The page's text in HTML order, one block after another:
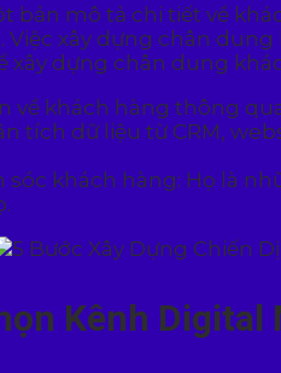
mô tả chi tiết về
xây dựng chân
dựng chân dung
khách hàng thông
tích dữ liệu từ CRM,
khách hàng: Họ là
Kênh